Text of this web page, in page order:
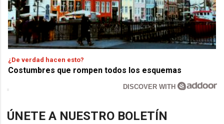
¿De verdad hacen esto?
Costumbres que rompen todos los esquemas
DISCOVER WITH
ÚNETE A NUESTRO BOLETÍN